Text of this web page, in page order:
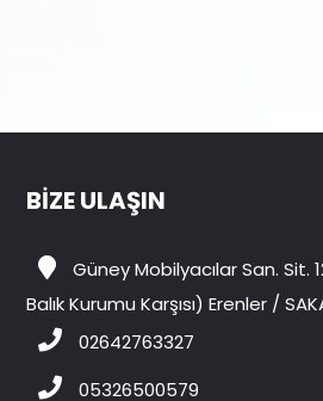
BİZE ULAŞIN
Güney Mobilyacılar San. Sit.
Balık Kurumu Karşısı) Erenler /
02642763327
05326500579